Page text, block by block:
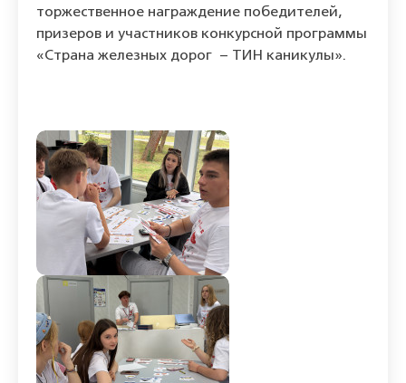
торжественное награждение победителей,
призеров и участников конкурсной программы
«Страна железных дорог – ТИН каникулы».